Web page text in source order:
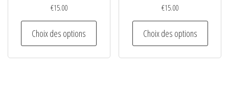
€15.00
Choix des options
Ce
€15.00
Choix des options
Ce